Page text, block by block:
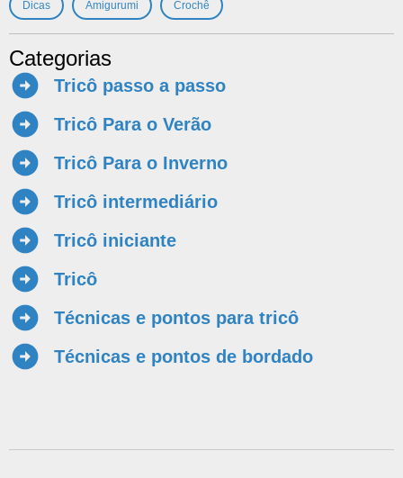
Dicas Amigurumi Crochê
Categorias
Tricô passo a passo
Tricô Para o Verão
Tricô Para o Inverno
Tricô intermediário
Tricô iniciante
Tricô
Técnicas e pontos para tricô
Técnicas e pontos de bordado